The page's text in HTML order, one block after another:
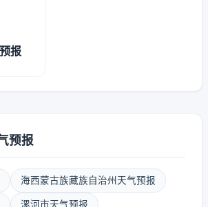
报
预报
海西蒙古族藏族自治州天气预报
漯河市天气预报